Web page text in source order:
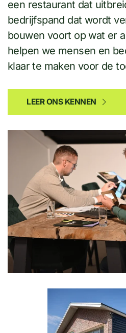
een restaurant dat
bedrijfspand dat wordt
bouwen voort op wat er
helpen we mensen en
klaar te maken voor de
LEER ONS KENNEN